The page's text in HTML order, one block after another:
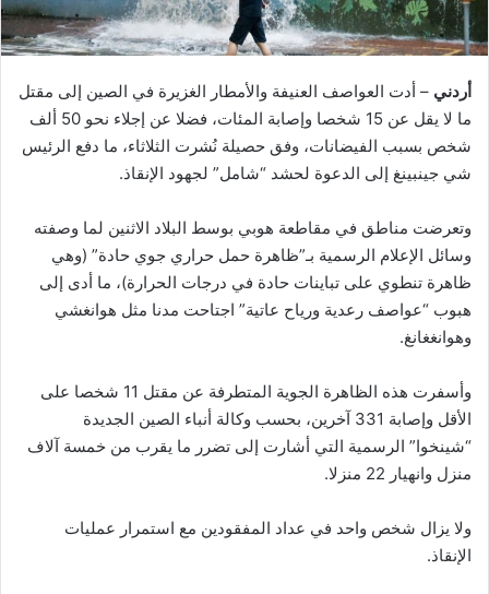
أردني – أدت العواصف العنيفة والأمطار الغزيرة في الصين إلى مقتل
ما لا يقل عن 15 شخصا وإصابة المئات، فضلا عن إجلاء نحو 50 ألف
شخص بسبب الفيضانات، وفق حصيلة نُشرت الثلاثاء، ما دفع الرئيس
شي جينبينغ إلى الدعوة لحشد “شامل” لجهود الإنقاذ.
وتعرضت مناطق في مقاطعة هوبي بوسط البلاد الاثنين لما وصفته
وسائل الإعلام الرسمية بـ”ظاهرة حمل حراري جوي حادة” (وهي
ظاهرة تنطوي على تباينات حادة في درجات الحرارة)، ما أدى إلى
هبوب “عواصف رعدية ورياح عاتية” اجتاحت مدنا مثل هوانغشي
وهوانغغانغ.
وأسفرت هذه الظاهرة الجوية المتطرفة عن مقتل 11 شخصا على
الأقل وإصابة 331 آخرين، بحسب وكالة أنباء الصين الجديدة
“شينخوا” الرسمية التي أشارت إلى تضرر ما يقرب من خمسة آلاف
منزل وانهيار 22 منزلا.
ولا يزال شخص واحد في عداد المفقودين مع استمرار عمليات
الإنقاذ.